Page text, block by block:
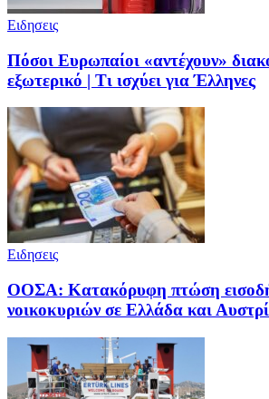
Ειδησεις
Πόσοι Ευρωπαίοι «αντέχουν»
εξωτερικό | Τι ισχύει για Έλληνες
Ειδησεις
ΟΟΣΑ: Κατακόρυφη πτώση
νοικοκυριών σε Ελλάδα και